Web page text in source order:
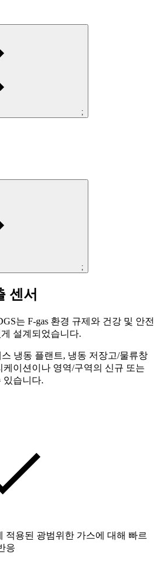
;
;
센서
는 F-gas 환경 규제와 건강 및 안전
설계되었습니다.
냉동 플랜트, 냉동 저장고/물류창
케이션이나 영역/구역의 신규 또는
있습니다.
적용된 광범위한 가스에 대해 빠르
응